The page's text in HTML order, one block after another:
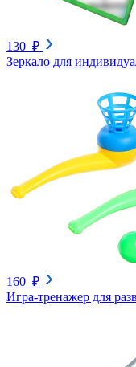
130 ₽
Зеркало для
160 ₽
Игра-тренажер для